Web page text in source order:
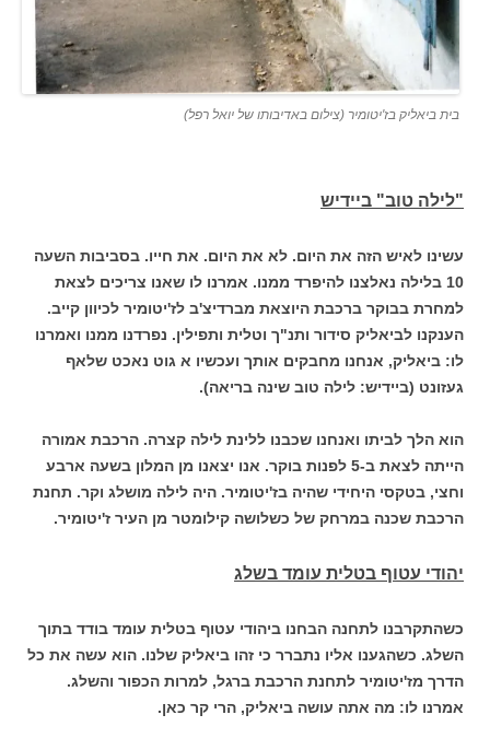
בית ביאליק בז'יטומיר (צילום באדיבותו של יואל רפל)
"לילה טוב" ביידיש
עשינו לאיש הזה את היום. לא את היום. את חייו. בסביבות השעה
10 בלילה נאלצנו להיפרד ממנו. אמרנו לו שאנו צריכים לצאת
למחרת בבוקר ברכבת היוצאת מברדיצ'ב לז'יטומיר לכיוון קייב.
הענקנו לביאליק סידור ותנ"ך וטלית ותפילין. נפרדנו ממנו ואמרנו
לו: ביאליק, אנחנו מחבקים אותך ועכשיו א גוט נאכט שלאף
געזונט (ביידיש: לילה טוב שינה בריאה).
הוא הלך לביתו ואנחנו שכבנו ללינת לילה קצרה. הרכבת אמורה
הייתה לצאת ב-5 לפנות בוקר. אנו יצאנו מן המלון בשעה ארבע
וחצי, בטקסי היחידי שהיה בז'יטומיר. היה לילה מושלג וקר. תחנת
הרכבת שכנה במרחק של כשלושה קילומטר מן העיר ז'יטומיר.
יהודי עטוף בטלית עומד בשלג
כשהתקרבנו לתחנה הבחנו ביהודי עטוף בטלית עומד בודד בתוך
השלג. כשהגענו אליו נתברר כי זהו ביאליק שלנו. הוא עשה את כל
הדרך מז'יטומיר לתחנת הרכבת ברגל, למרות הכפור והשלג.
אמרנו לו: מה אתה עושה ביאליק, הרי קר כאן.